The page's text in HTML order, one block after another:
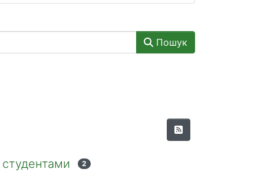
Пошук
студентами 2